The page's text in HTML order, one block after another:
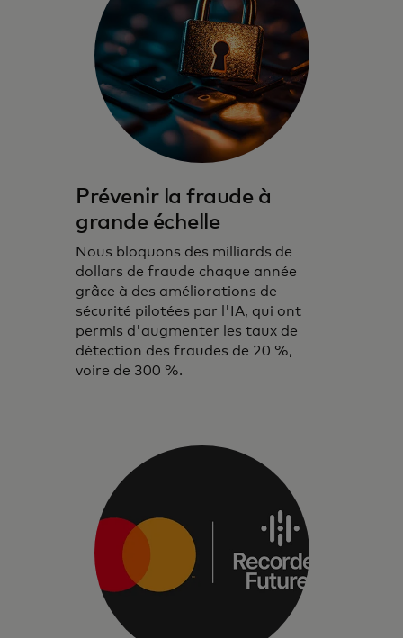
Prévenir la fraude à
grande échelle
Nous bloquons des milliards de
dollars de fraude chaque année
grâce à des améliorations de
sécurité pilotées par l'IA, qui ont
permis d'augmenter les taux de
détection des fraudes de 20 %,
voire de 300 %.